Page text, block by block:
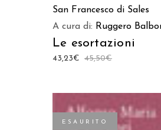
San Francesco di Sales
A cura di: Ruggero
Le esortazioni
45,50€
43,23€
ESAURITO